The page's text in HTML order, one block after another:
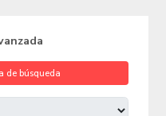
de búsqueda